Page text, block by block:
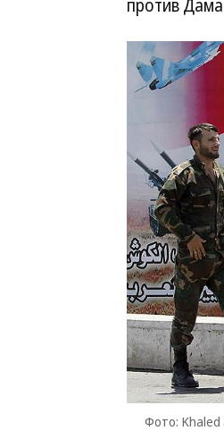
против
Фото: Khaled